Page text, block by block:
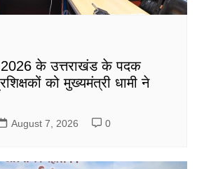
2026 के उत्तराखंड के पदक
को मुख्यमंत्री धामी ने
August 7, 2026 0